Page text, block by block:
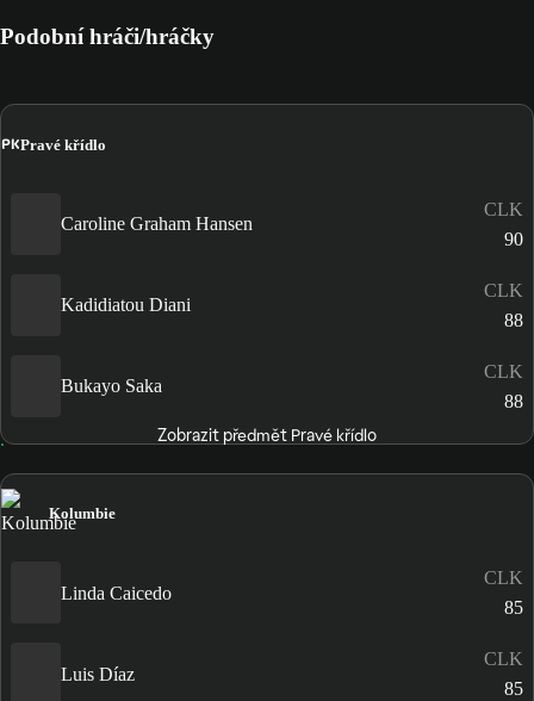
Podobní hráči/hráčky
PKPravé křídlo
Caroline Graham Hansen
CLK
90
Kadidiatou Diani
CLK
88
Bukayo Saka
CLK
88
Zobrazit předmět Pravé křídlo
Kolumbie
Linda Caicedo
CLK
85
Luis Díaz
CLK
85